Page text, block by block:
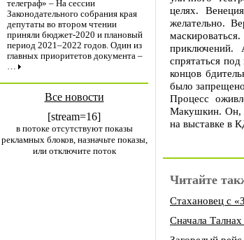
телеграф» – На сессии
Законодательного собрания края
депутаты во втором чтении
приняли бюджет-2020 и плановый
период 2021–2022 годов. Один из
главных приоритетов документа –
…
Все новости
[stream=16]
в потоке отсутствуют показы
рекламных блоков, назначьте показы,
или отключите поток
целях.
желательно.
спрятаться
концов
было
Процесс
Макушкин. Он,
на выставке в
Читайте
Стахановец с
Сначала